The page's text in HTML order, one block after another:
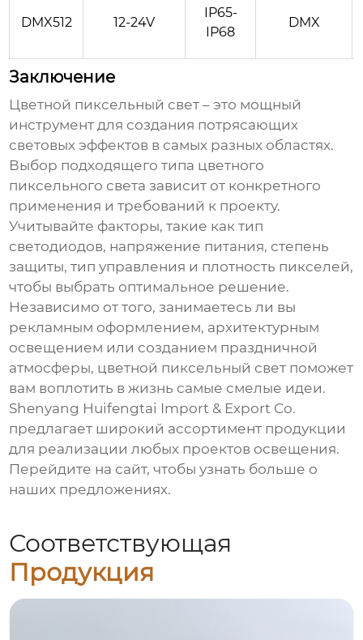
DMX512 12-24V
IP65-
IP68
DMX
Заключение
Цветной пиксельный свет – это мощный
инструмент для создания потрясающих
световых эффектов в самых разных областях.
Выбор подходящего типа цветного
пиксельного света зависит от конкретного
применения и требований к проекту.
Учитывайте факторы, такие как тип
светодиодов, напряжение питания, степень
защиты, тип управления и плотность пикселей,
чтобы выбрать оптимальное решение.
Независимо от того, занимаетесь ли вы
рекламным оформлением, архитектурным
освещением или созданием праздничной
атмосферы, цветной пиксельный свет поможет
вам воплотить в жизнь самые смелые идеи.
Shenyang Huifengtai Import & Export Co.
предлагает широкий ассортимент продукции
для реализации любых проектов освещения.
Перейдите на сайт, чтобы узнать больше о
наших предложениях.
Соответствующая
Продукция